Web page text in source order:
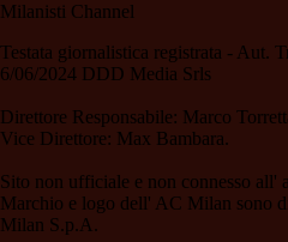
Milanisti Channel
Testata giornalistica registrata - Aut.
6/06/2024 DDD Media Srls
Direttore Responsabile: Marco
Vice Direttore: Max Bambara.
Sito non ufficiale e non connesso all'
Marchio e logo dell' AC Milan sono
Milan S.p.A.